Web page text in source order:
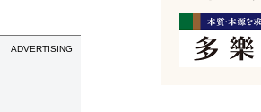
ADVERTISING